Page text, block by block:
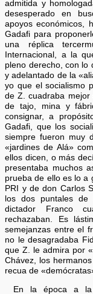
admitida y
desesperado en
apoyos económicos,
Gadafi para
una réplica
Internacional, a la
pleno derecho, con lo
y adelantado de la
yo que el socialismo
de Z. cuadraba mejor
de tajo, mina y
consignar, a
Gadafi, que los
siempre fueron muy
«jardines de Alá»
ellos dicen, o más
presentaba muchos
prueba de ello es lo a
PRI y de don Carlos
los dos puntales de
dictador Franco
rechazaban. Es
semejanzas entre el
no le desagradaba
que Z. le admira por
Chávez, los
recua de
En la época a la